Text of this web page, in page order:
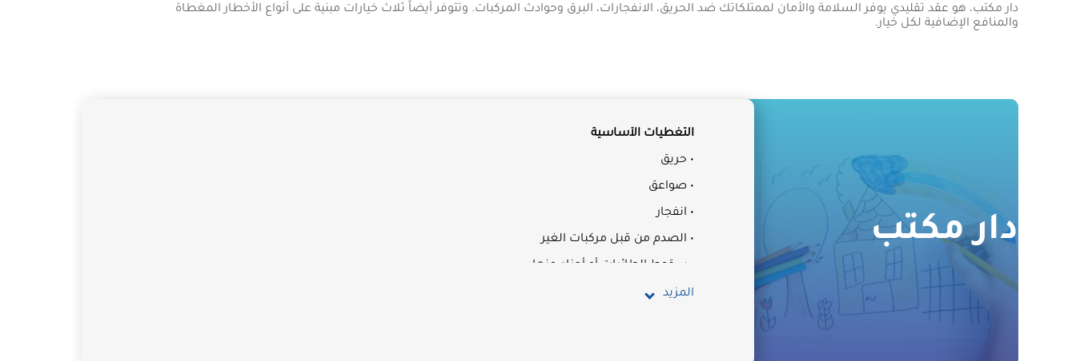
دار مكتب، هو عقد تقليدي يوفر السلامة والأمان لممتلكاتك ضد الحريق، الانفجارات، البرق وحوادث المركبات. وتتوفر أيضاً ثلاث خيارات مبنية على أنواع الأخطار المغطاة
والمنافع الإضافية لكل خيار.
دار مكتب
التغطيات الأساسية
• حريق
• صواعق
• انفجار
• الصدم من قبل مركبات الغير
• سقوط الطائرات أو أجزاء منها
• الفياضانات والعواصف والأعاصير
المزيد